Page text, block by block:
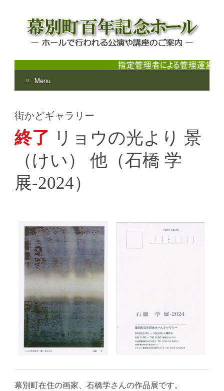
幕別町百年記念ホール
ホールで行われる公演や講座のご案内
Menu
to
content
街かどギャラリー
終了 リョウの光より 景
（けい） 他（石橋 学
展-2024）
幕別町在住の画家、石橋学さんの作品展です。